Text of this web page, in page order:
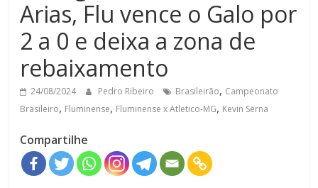
Arias, Flu vence o Galo por
2 a 0 e deixa a zona de
rebaixamento
24/08/2024 Pedro Ribeiro Brasileirão, Campeonato
Brasileiro, Fluminense, Fluminense x Atletico-MG, Kevin Serna
Compartilhe